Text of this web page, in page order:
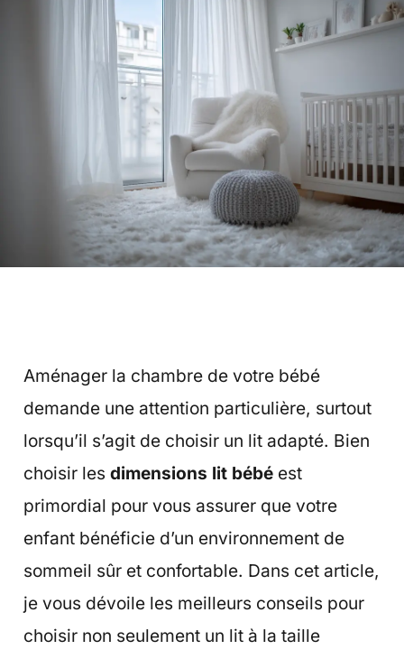
Aménager la chambre de votre bébé
demande une attention particulière, surtout
lorsqu’il s’agit de choisir un lit adapté. Bien
choisir les dimensions lit bébéest
primordial pour vous assurer que votre
enfant bénéficie d’un environnement de
sommeil sûr et confortable. Dans cet article,
je vous dévoile les meilleurs conseils pour
choisir non seulement un lit à la taille